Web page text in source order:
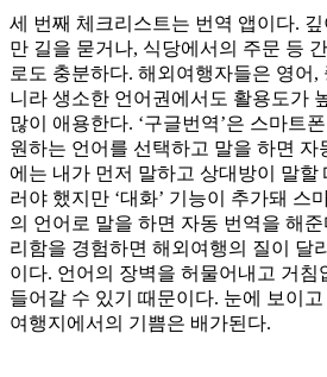
세 번째 체크리스트는 번역 앱이다. 깊
만 길을 묻거나, 식당에서의 주문 등
로도 충분하다. 해외여행자들은 영어,
니라 생소한 언어권에서도 활용도가
많이 애용한다. ‘구글번역’은 스마트
원하는 언어를 선택하고 말을 하면 자
에는 내가 먼저 말하고 상대방이 말할
러야 했지만 ‘대화’ 기능이 추가돼 스
의 언어로 말을 하면 자동 번역을 해
리함을 경험하면 해외여행의 질이 달
이다. 언어의 장벽을 허물어내고 거침
들어갈 수 있기 때문이다. 눈에 보이
여행지에서의 기쁨은 배가된다.